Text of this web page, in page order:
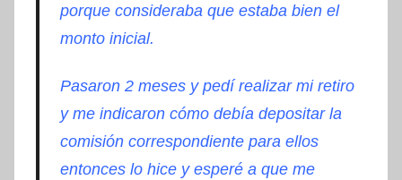
porque consideraba que estaba bien el
monto inicial.
Pasaron 2 meses y pedí realizar mi retiro
y me indicaron cómo debía depositar la
comisión correspondiente para ellos
entonces lo hice y esperé a que me